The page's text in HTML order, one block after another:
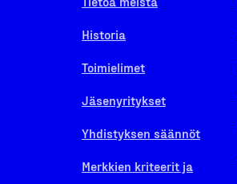
Historia
Toimielimet
Jäsenyritykset
Yhdistyksen säännöt
Merkkien kriteerit ja